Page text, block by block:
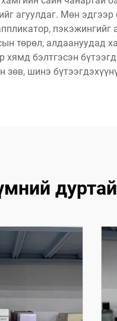
агуулдаг. Мөн
төрөл, алдаануудад
бэлтгэсэн
зөв, шинэ